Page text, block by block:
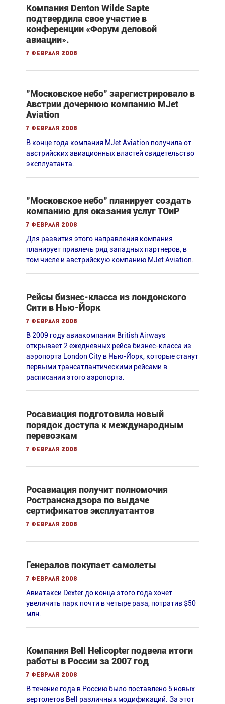
Компания Denton Wilde Sapte
подтвердила свое участие в
конференции «Форум деловой
авиации».
7 февраля 2008
"Московское небо" зарегистрировало в
Австрии дочернюю компанию MJet
Aviation
7 февраля 2008
В конце года компания MJet Aviation получила от
австрийских авиационных властей свидетельство
эксплуатанта.
"Московское небо" планирует создать
компанию для оказания услуг ТОиР
7 февраля 2008
Для развития этого направления компания
планирует привлечь ряд западных партнеров, в
том числе и австрийскую компанию MJet Aviation.
Рейсы бизнес-класса из лондонского
Сити в Нью-Йорк
7 февраля 2008
В 2009 году авиакомпания British Airways
открывает 2 ежедневных рейса бизнес-класса из
аэропорта London City в Нью-Йорк, которые станут
первыми трансатлантическими рейсами в
расписании этого аэропорта.
Росавиация подготовила новый
порядок доступа к международным
перевозкам
7 февраля 2008
Росавиация получит полномочия
Ространснадзора по выдаче
сертификатов эксплуатантов
7 февраля 2008
Генералов покупает самолеты
7 февраля 2008
Авиатакси Dexter до конца этого года хочет
увеличить парк почти в четыре раза, потратив $50
млн.
Компания Bell Helicopter подвела итоги
работы в России за 2007 год
7 февраля 2008
В течение года в Россию было поставлено 5 новых
вертолетов Bell различных модификаций. За этот